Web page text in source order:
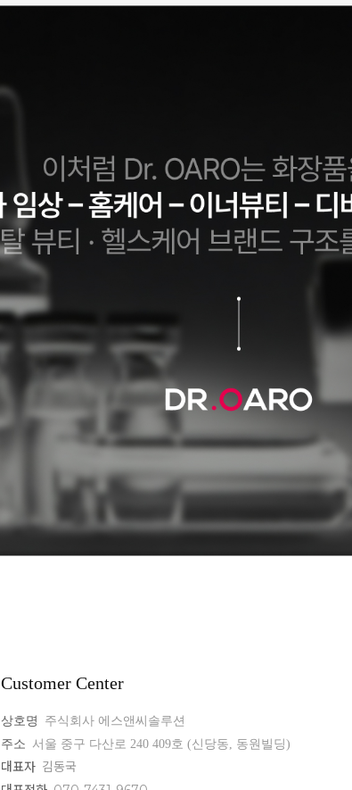
Customer Center
상호명
주식회사 에스앤씨솔루션
주소 서울 중구 다산로 240 409호 (신당동, 동원빌딩)
대표자 김동국